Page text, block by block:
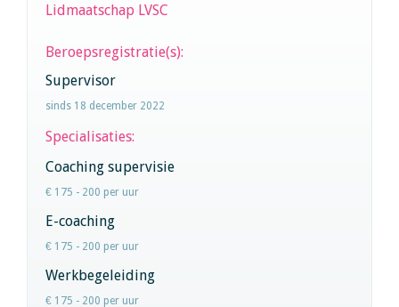
Lidmaatschap LVSC
Beroepsregistratie(s):
Supervisor
sinds 18 december 2022
Specialisaties:
Coaching supervisie
€ 175 - 200 per uur
E-coaching
€ 175 - 200 per uur
Werkbegeleiding
€ 175 - 200 per uur